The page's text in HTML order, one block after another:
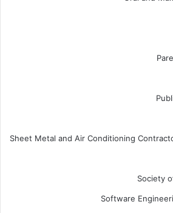
Sheet Metal and Air Conditioning
Society
Software